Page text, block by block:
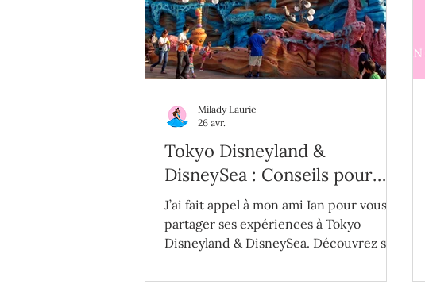
Tokyo Disneyland &
DisneySea : Conseils pour
une première visite au Japon
J’ai fait appel à mon ami Ian pour vous
partager ses expériences à Tokyo
Disneyland & DisneySea. Découvrez ses
propre voyage de rêve!
Milady Laurie
26 avr.